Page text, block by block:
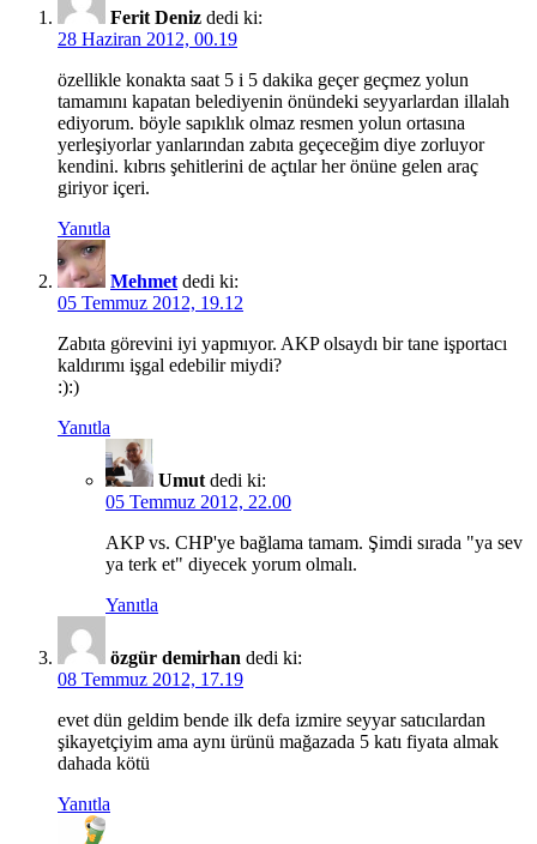
Ferit Deniz dedi ki:
28 Haziran 2012, 00.19
özellikle konakta saat 5 i 5 dakika geçer geçmez yolun
tamamını kapatan belediyenin önündeki seyyarlardan illalah
ediyorum. böyle sapıklık olmaz resmen yolun ortasına
yerleşiyorlar yanlarından zabıta geçeceğim diye zorluyor
kendini. kıbrıs şehitlerini de açtılar her önüne gelen araç
giriyor içeri.
Yanıtla
Mehmet dedi ki:
05 Temmuz 2012, 19.12
Zabıta görevini iyi yapmıyor. AKP olsaydı bir tane işportacı
kaldırımı işgal edebilir miydi?
:):)
Yanıtla
Umut dedi ki:
05 Temmuz 2012, 22.00
AKP vs. CHP'ye bağlama tamam. Şimdi sırada "ya sev
ya terk et" diyecek yorum olmalı.
Yanıtla
özgür demirhan dedi ki:
08 Temmuz 2012, 17.19
evet dün geldim bende ilk defa izmire seyyar satıcılardan
şikayetçiyim ama aynı ürünü mağazada 5 katı fiyata almak
dahada kötü
Yanıtla